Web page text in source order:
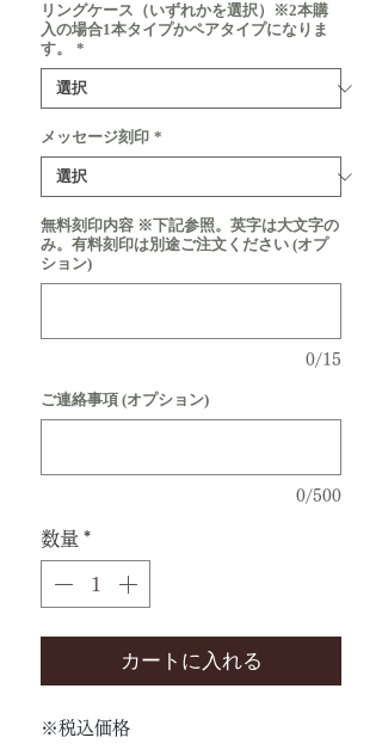
リングケース（いずれかを選択）※2本購
入の場合1本タイプかペアタイプになりま
す。
*
メッセージ刻印 *
無料刻印内容 ※下記参照。英字は大文字の
み。有料刻印は別途ご注文ください (オプ
ション)
0/15
ご連絡事項 (オプション)
0/500
数量 *
カートに入れる
※税込価格